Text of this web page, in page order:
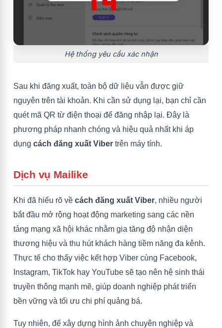
Hệ thống yêu cầu xác nhận
Sau khi đăng xuất, toàn bộ dữ liệu vẫn được giữ
nguyên trên tài khoản. Khi cần sử dụng lại, bạn chỉ cần
quét mã QR từ điện thoại để đăng nhập lại. Đây là
phương pháp nhanh chóng và hiệu quả nhất khi áp
dụng cách đăng xuất Viber trên máy tính.
Dịch vụ Mailike
Khi đã hiểu rõ về cách đăng xuất Viber, nhiều người
bắt đầu mở rộng hoạt động marketing sang các nền
tảng mạng xã hội khác nhằm gia tăng độ nhận diện
thương hiệu và thu hút khách hàng tiềm năng đa kênh.
Thực tế cho thấy việc kết hợp Viber cùng Facebook,
Instagram, TikTok hay YouTube sẽ tạo nên hệ sinh thái
truyền thông mạnh mẽ, giúp doanh nghiệp phát triển
bền vững và tối ưu chi phí quảng bá.
Tuy nhiên, để xây dựng hình ảnh chuyên nghiệp và